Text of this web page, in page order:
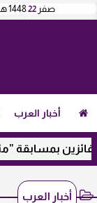
صفر 221448 هـ
أخبار العرب
بمسابقة ”مئذنة
أخبار العرب